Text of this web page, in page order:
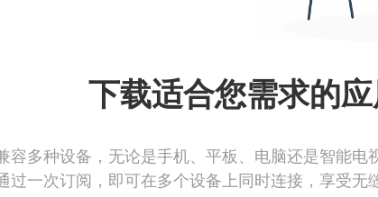
下载适合您需求的
容多种设备，无论是手机、平板、电脑还是智能电
过一次订阅，即可在多个设备上同时连接，享受无